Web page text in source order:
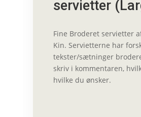
servietter
Fine Broderet servietter
Kin. Servietterne har
tekster/sætninger
skriv i kommentaren,
hvilke du ønsker.